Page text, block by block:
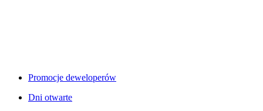
Promocje deweloperów
Dni otwarte